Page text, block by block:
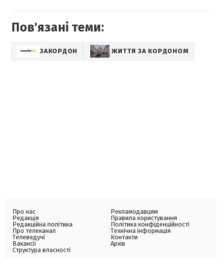
Пов'язані теми:
ЗАКОРДОН ЖИТТЯ ЗА КОРДОНОМ
Про нас
Редакція
Редакційна політика
Про телеканал
Телеведучі
Вакансії
Структура власності
Рекламодавцям
Правила користування
Політика конфіденційності
Технічна інформація
Контакти
Архів